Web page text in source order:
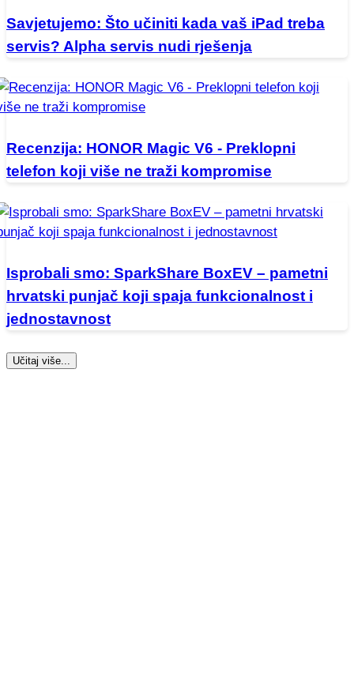
Savjetujemo: Što učiniti kada vaš iPad treba
servis? Alpha servis nudi rješenja
Recenzija: HONOR Magic V6 - Preklopni
telefon koji više ne traži kompromise
Isprobali smo: SparkShare BoxEV – pametni
hrvatski punjač koji spaja funkcionalnost i
jednostavnost
Učitaj više...